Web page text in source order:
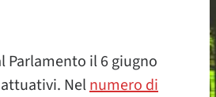
Parlamento il 6 giugno
Nelnumero di